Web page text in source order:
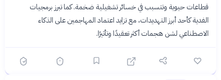
قطاعات حيوية وتتسبب في خسائر تشغيلية ضخمة. كما تبرز برمجيات
الفدية كأحد أبرز التهديدات، مع تزايد اعتماد المهاجمين على الذكاء
الاصطناعي لشن هجمات أكثر تعقيدًا وتأثيرًا.